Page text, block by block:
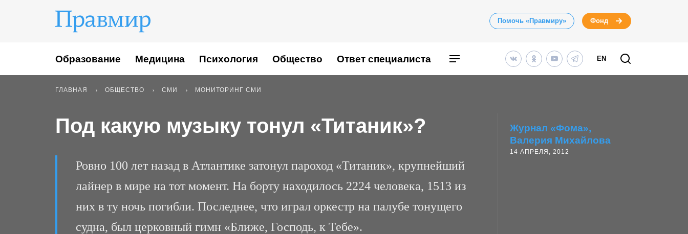
Помочь «Правмиру» Фонд
Образование Медицина Психология Общество Ответ специалиста EN
ГЛАВНАЯ ОБЩЕСТВО СМИ МОНИТОРИНГ СМИ
Под какую музыку тонул «Титаник»?
Ровно 100 лет назад в Атлантике затонул пароход «Титаник», крупнейший
лайнер в мире на тот момент. На борту находилось 2224 человека, 1513 из
них в ту ночь погибли. Последнее, что играл оркестр на палубе тонущего
судна, был церковный гимн «Ближе, Господь, к Тебе».
Журнал «Фома»
Валерия Михайлова
14 АПРЕЛЯ, 2012